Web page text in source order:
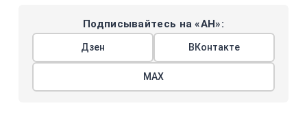
Подписывайтесь на «АН»:
Дзен ВКонтакте
МАХ